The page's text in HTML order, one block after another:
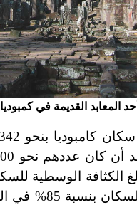
أحد المعابد القديمة في كمبوديا